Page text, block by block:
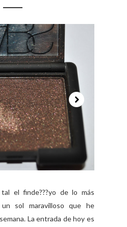
el finde???yo de lo más
sol maravilloso que he
La entrada de hoy es